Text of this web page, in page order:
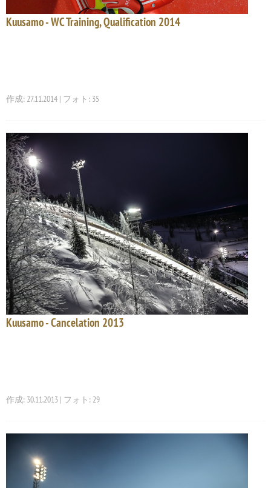
Kuusamo - WC Training, Qualification 2014
作成: 27.11.2014 | フォト: 35
Kuusamo - Cancelation 2013
作成: 30.11.2013 | フォト: 29